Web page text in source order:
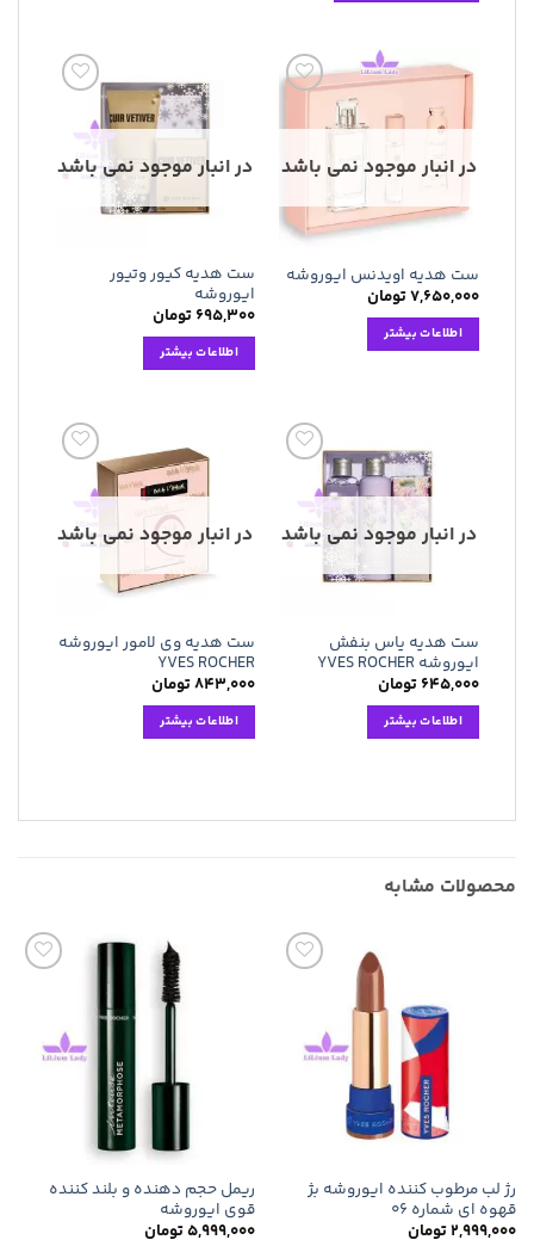
به
مندی
ها
در انبار موجود نمی باشد
ست هدیه اویدنس ایوروشه
۷,۶۵۰,۰۰۰تومان
اطلاعات بیشتر
افزودن
به
علاقه
مندی
ها
در انبار موجود نمی باشد
ست هدیه کیور وتیور
ایوروشه
۶۹۵,۳۰۰تومان
اطلاعات بیشتر
افزودن
به
علاقه
مندی
ها
در انبار موجود نمی باشد
ست هدیه یاس بنفش
ایوروشه YVES ROCHER
۶۴۵,۰۰۰تومان
اطلاعات بیشتر
افزودن
به
علاقه
مندی
ها
در انبار موجود نمی باشد
ست هدیه وی لامور ایوروشه
YVES ROCHER
۸۴۳,۰۰۰تومان
اطلاعات بیشتر
محصولات مشابه
مندی
ها
رژ لب مرطوب کننده ایوروشه بژ
قهوه ای شماره ۰۶
۲,۹۹۹,۰۰۰تومان
مندی
ها
ریمل حجم دهنده و بلند کننده
قوی ایوروشه
۵,۹۹۹,۰۰۰تومان